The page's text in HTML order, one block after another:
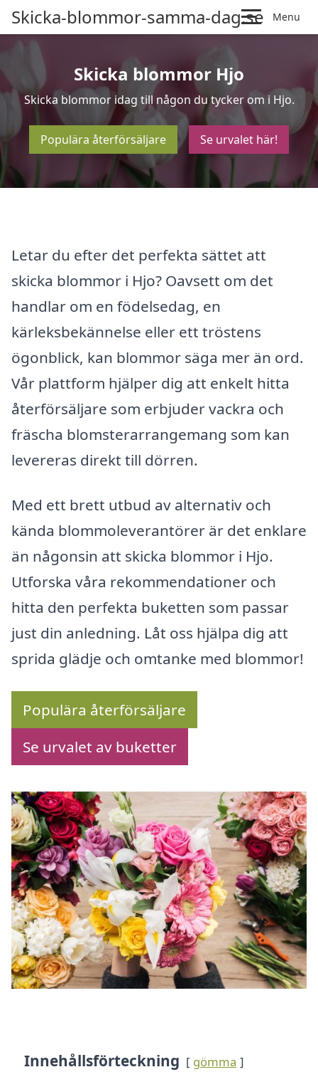
Skicka-blommor-samma-dag.se Menu
Skicka blommor Hjo
Skicka blommor idag till någon du tycker om i Hjo.
Populära återförsäljare Se urvalet här!
Letar du efter det perfekta sättet att
skicka blommor i Hjo? Oavsett om det
handlar om en födelsedag, en
kärleksbekännelse eller ett tröstens
ögonblick, kan blommor säga mer än ord.
Vår plattform hjälper dig att enkelt hitta
återförsäljare som erbjuder vackra och
fräscha blomsterarrangemang som kan
levereras direkt till dörren.
Med ett brett utbud av alternativ och
kända blommoleverantörer är det enklare
än någonsin att skicka blommor i Hjo.
Utforska våra rekommendationer och
hitta den perfekta buketten som passar
just din anledning. Låt oss hjälpa dig att
sprida glädje och omtanke med blommor!
Populära återförsäljare
Se urvalet av buketter
Innehållsförteckning gömma